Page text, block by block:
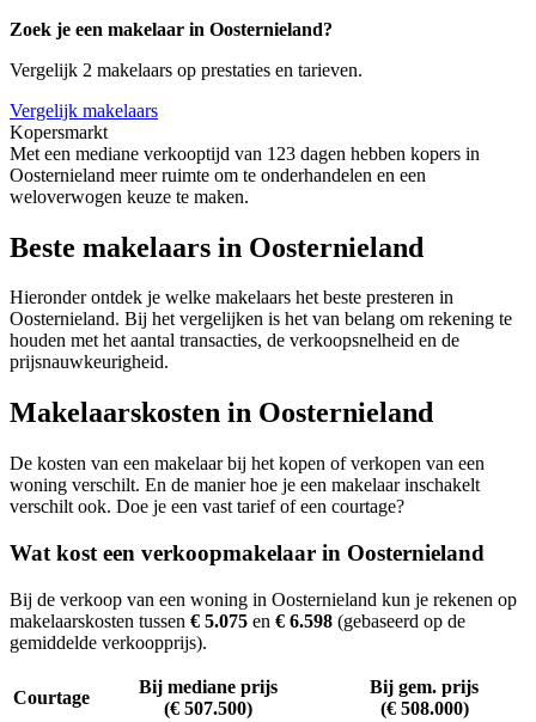
Zoek je een makelaar in Oosternieland?
Vergelijk 2 makelaars op prestaties en tarieven.
Vergelijk makelaars
Kopersmarkt
Met een mediane verkooptijd van 123 dagen hebben kopers in
Oosternieland meer ruimte om te onderhandelen en een
weloverwogen keuze te maken.
Beste makelaars in Oosternieland
Hieronder ontdek je welke makelaars het beste presteren in
Oosternieland. Bij het vergelijken is het van belang om rekening te
houden met het aantal transacties, de verkoopsnelheid en de
prijsnauwkeurigheid.
Makelaarskosten in Oosternieland
De kosten van een makelaar bij het kopen of verkopen van een
woning verschilt. En de manier hoe je een makelaar inschakelt
verschilt ook. Doe je een vast tarief of een courtage?
Wat kost een verkoopmakelaar in Oosternieland
Bij de verkoop van een woning in Oosternieland kun je rekenen op
makelaarskosten tussen € 5.075 en € 6.598 (gebaseerd op de
gemiddelde verkoopprijs).
Courtage
Bij mediane prijs
(€ 507.500)
Bij gem. prijs
(€ 508.000)